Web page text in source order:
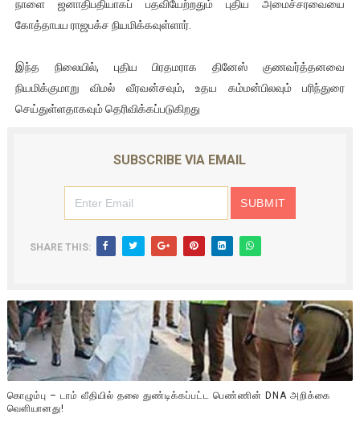
நாளை ஜனாதிபதியாகப் பதவியேற்றதும் புதிய அமைச்சரவையை
கோத்தாபய ராஜபக்ச நியமிக்கவுள்ளார்.
இந்த நிலையில், புதிய பிரதமராக தினேஸ் குணவர்த்தனவை
நியமிக்குமாறு விமல் வீரவன்சவும், உதய கம்மன்பிலவும் பரிந்துரை
செய்துள்ளதாகவும் தெரிவிக்கப்படுகிறது
SUBSCRIBE VIA EMAIL
SHARE THIS:
கொழும்பு – டாம் வீதியில் தலை துண்டிக்கப்பட்ட பெண்ணின் DNA அறிக்கை
வௌியானது!